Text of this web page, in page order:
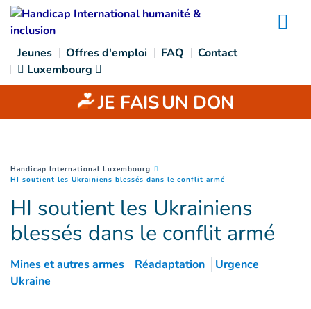
Goto main content
Jeunes Offres d'emploi FAQ
Contact
Luxembourg
JE FAISUN DON
You are here :
Handicap International Luxembourg
HI soutient les Ukrainiens blessés dans le conflit armé
HI soutient les Ukrainiens
blessés dans le conflit armé
Mines et autres armes Réadaptation
Urgence
Ukraine